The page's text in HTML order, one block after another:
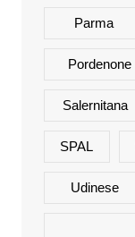
Parma
Pordenone
Salernitana
SPAL
Udinese